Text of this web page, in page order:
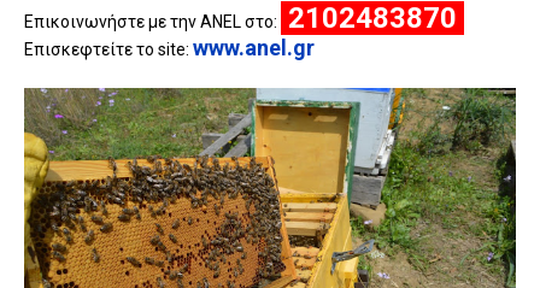
Επικοινωνήστε με την ANEL στο: 2102483870
Επισκεφτείτε το site: www.anel.gr